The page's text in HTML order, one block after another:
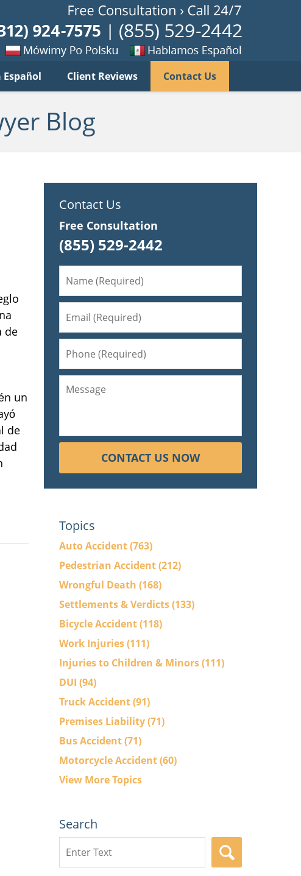
Español Client Reviews Contact Us
po
habla
Blog
de
un
de
Contact Us
Free Consultation
(855) 529-2442
CONTACT US NOW
Topics
Auto Accident(763)
Pedestrian Accident(212)
Wrongful Death (168)
Settlements & Verdicts(133)
Bicycle Accident(118)
Work Injuries(111)
Injuries to Children & Minors(111)
DUI (94)
Truck Accident(91)
Premises Liability(71)
Bus Accident(71)
Motorcycle Accident(60)
View More Topics
Search
here